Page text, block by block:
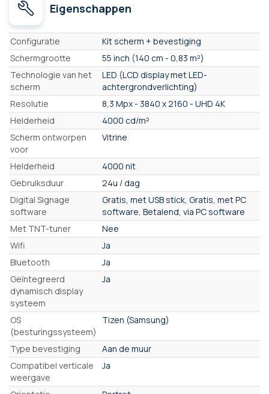
Eigenschappen
Eigenschappen
Configuratie
Kit scherm + bevestiging
Schermgrootte
55 inch (140 cm - 0,83 m²)
Technologie van het
scherm
LED (LCD display met LED-
achtergrondverlichting)
Resolutie
8,3 Mpx - 3840 x 2160 - UHD 4K
Helderheid
4000 cd/m²
Scherm ontworpen
voor
Vitrine
Helderheid
4000 nit
Gebruiksduur
24u / dag
Digital Signage
software
Gratis, met USB stick, Gratis, met PC
software, Betalend, via PC software
Met TNT-tuner
Nee
Wifi
Ja
Bluetooth
Ja
Geïntegreerd
dynamisch display
systeem
Ja
OS
(besturingssysteem)
Tizen (Samsung)
Type bevestiging
Aan de muur
Compatibel verticale
weergave
Ja